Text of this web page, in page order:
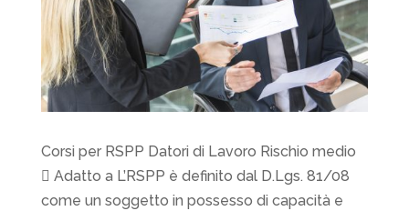
Corsi per RSPP Datori di Lavoro Rischio medio
 Adatto a L’RSPP è definito dal D.Lgs. 81/08
come un soggetto in possesso di capacità e